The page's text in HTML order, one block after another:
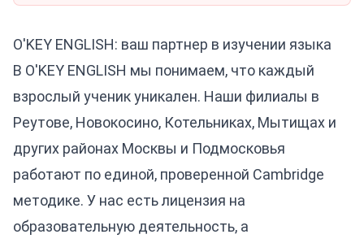
O'KEY ENGLISH: ваш партнер в изучении языка
В O'KEY ENGLISH мы понимаем, что каждый
взрослый ученик уникален. Наши филиалы в
Реутове, Новокосино, Котельниках, Мытищах и
других районах Москвы и Подмосковья
работают по единой, проверенной Cambridge
методике. У нас есть лицензия на
образовательную деятельность, а